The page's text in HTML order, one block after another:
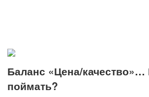
Баланс «Цена/качество»…
поймать?